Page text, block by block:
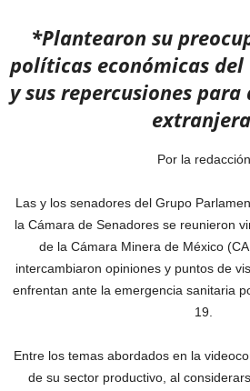
*Plantearon su
políticas económicas
y sus repercusiones
Por la redacción
Las y los senadores del Grupo
la Cámara de Senadores se reunieron
de la Cámara Minera de México
intercambiaron opiniones y puntos de
enfrentan ante la emergencia sanitaria
19.
Entre los temas abordados en la
de su sector productivo, al